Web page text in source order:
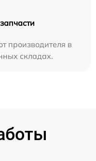
производителя в
складах.